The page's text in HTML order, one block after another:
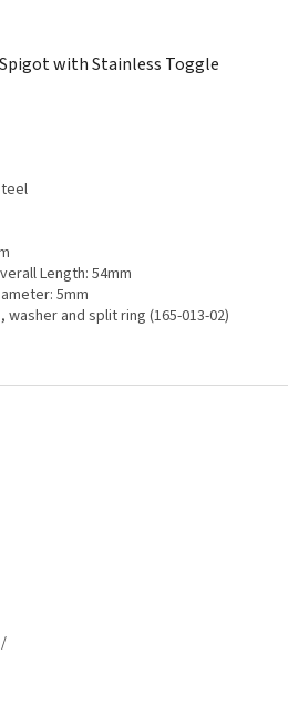
with Stainless Toggle
Length: 54mm
5mm
and split ring (165-013-02)